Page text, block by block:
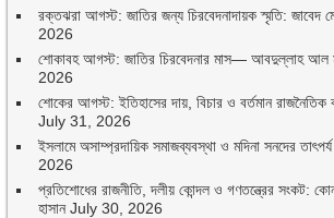
রক্তঝরা আগস্ট: জাতির জন্য চিরবেদনাদায়ক স্মৃতি: জাবেদ
2026
শোকাবহ আগস্ট: জাতির চিরবেদনার মাস— আবদুল্লাহ আল
2026
শোকের আগস্ট: ইতিহাসের দায়, বিচার ও বর্তমান রাজনৈতিক
July 31, 2026
ইসলামে অসাম্প্রদায়িক সমাজব্যবস্থা ও মদিনা সনদের
2026
প্রতিশোধের রাজনীতি, দলীয় কোন্দল ও গণতন্ত্রের সংকট:
হাসান July 30, 2026